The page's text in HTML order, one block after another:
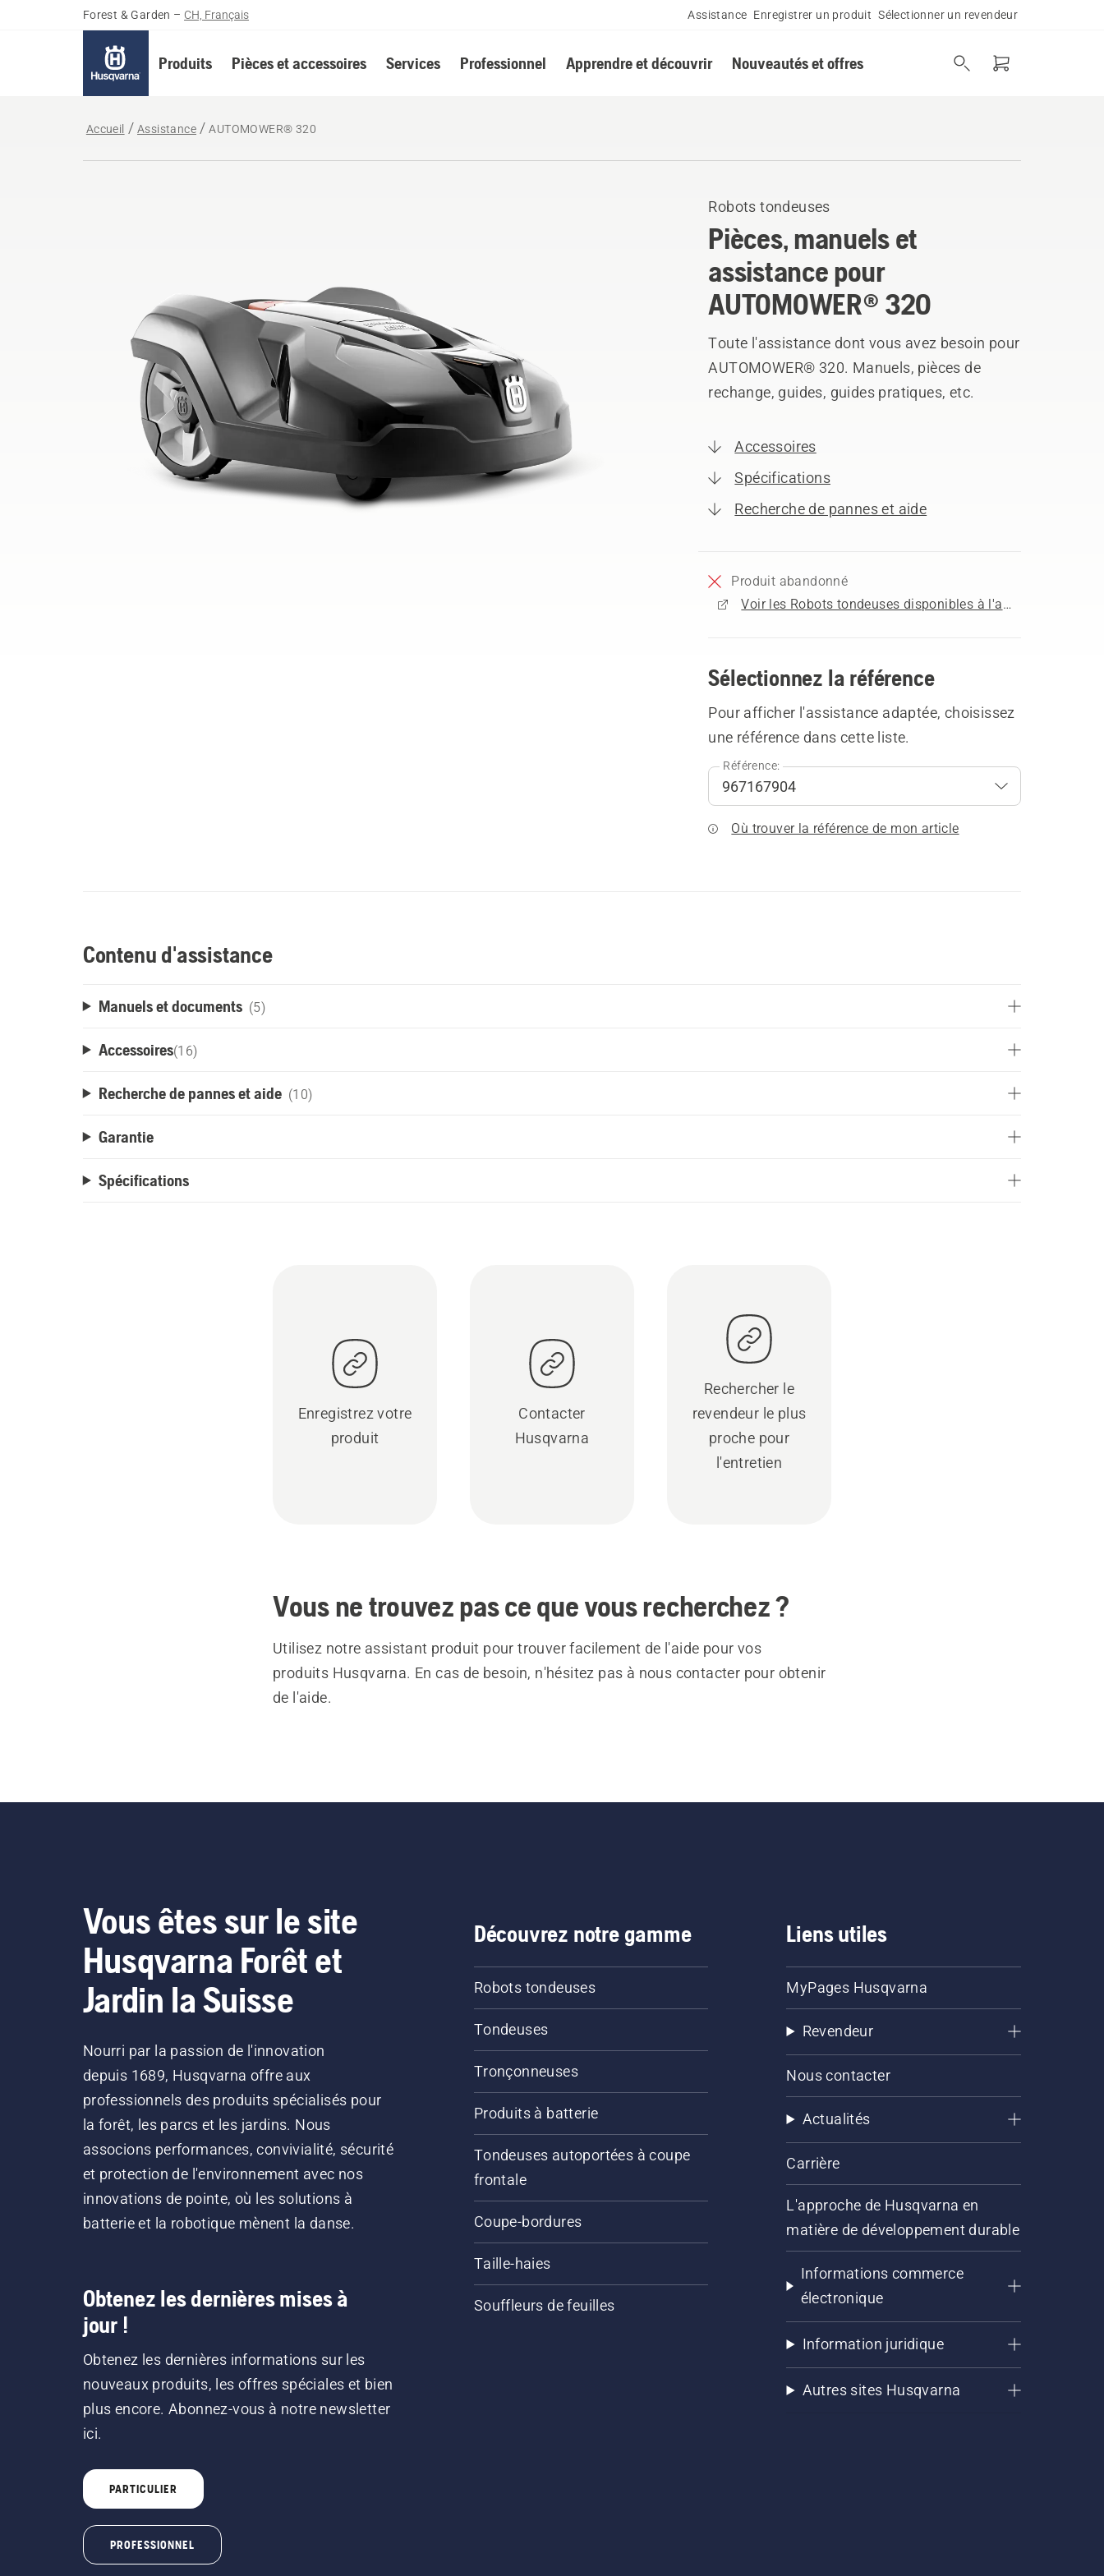
Forest & Garden – CH, Français Assistance Enregistrer un produit Sélectionner un revendeur
Produits Pièces et accessoires Services Professionnel Apprendre et découvrir Nouveautés et offres
Accueil Assistance AUTOMOWER® 320
Robots tondeuses
Pièces, manuels et
assistance pour
AUTOMOWER® 320
Toute l'assistance dont vous avez besoin pour
AUTOMOWER® 320. Manuels, pièces de
rechange, guides, guides pratiques, etc.
Accessoires
Spécifications
Recherche de pannes et aide
Produit abandonné
Voir les Robots tondeuses disponibles à l'achat
Sélectionnez la référence
Pour afficher l'assistance adaptée, choisissez
une référence dans cette liste.
Référence:
Où trouver la référence de mon article
Contenu d'assistance
Manuels et documents (5)
Accessoires(16)
Recherche de pannes et aide (10)
Garantie
Spécifications
Enregistrez votre
produit
Contacter
Husqvarna
Rechercher le
revendeur le plus
proche pour
l'entretien
Vous ne trouvez pas ce que vous recherchez ?
Utilisez notre assistant produit pour trouver facilement de l'aide pour vos
produits Husqvarna. En cas de besoin, n'hésitez pas à nous contacter pour obtenir
de l'aide.
Vous êtes sur le site
Husqvarna Forêt et
Jardin la Suisse
Nourri par la passion de l'innovation
depuis 1689, Husqvarna offre aux
professionnels des produits spécialisés pour
la forêt, les parcs et les jardins. Nous
associons performances, convivialité, sécurité
et protection de l'environnement avec nos
innovations de pointe, où les solutions à
batterie et la robotique mènent la danse.
Obtenez les dernières mises à
jour !
Obtenez les dernières informations sur les
nouveaux produits, les offres spéciales et bien
plus encore. Abonnez-vous à notre newsletter
ici.
PARTICULIER
PROFESSIONNEL
Découvrez notre gamme
Robots tondeuses
Tondeuses
Tronçonneuses
Produits à batterie
Tondeuses autoportées à coupe
frontale
Coupe-bordures
Taille-haies
Souffleurs de feuilles
Liens utiles
MyPages Husqvarna
Revendeur
Nous contacter
Actualités
Carrière
L'approche de Husqvarna en
matière de développement durable
Informations commerce
électronique
Information juridique
Autres sites Husqvarna